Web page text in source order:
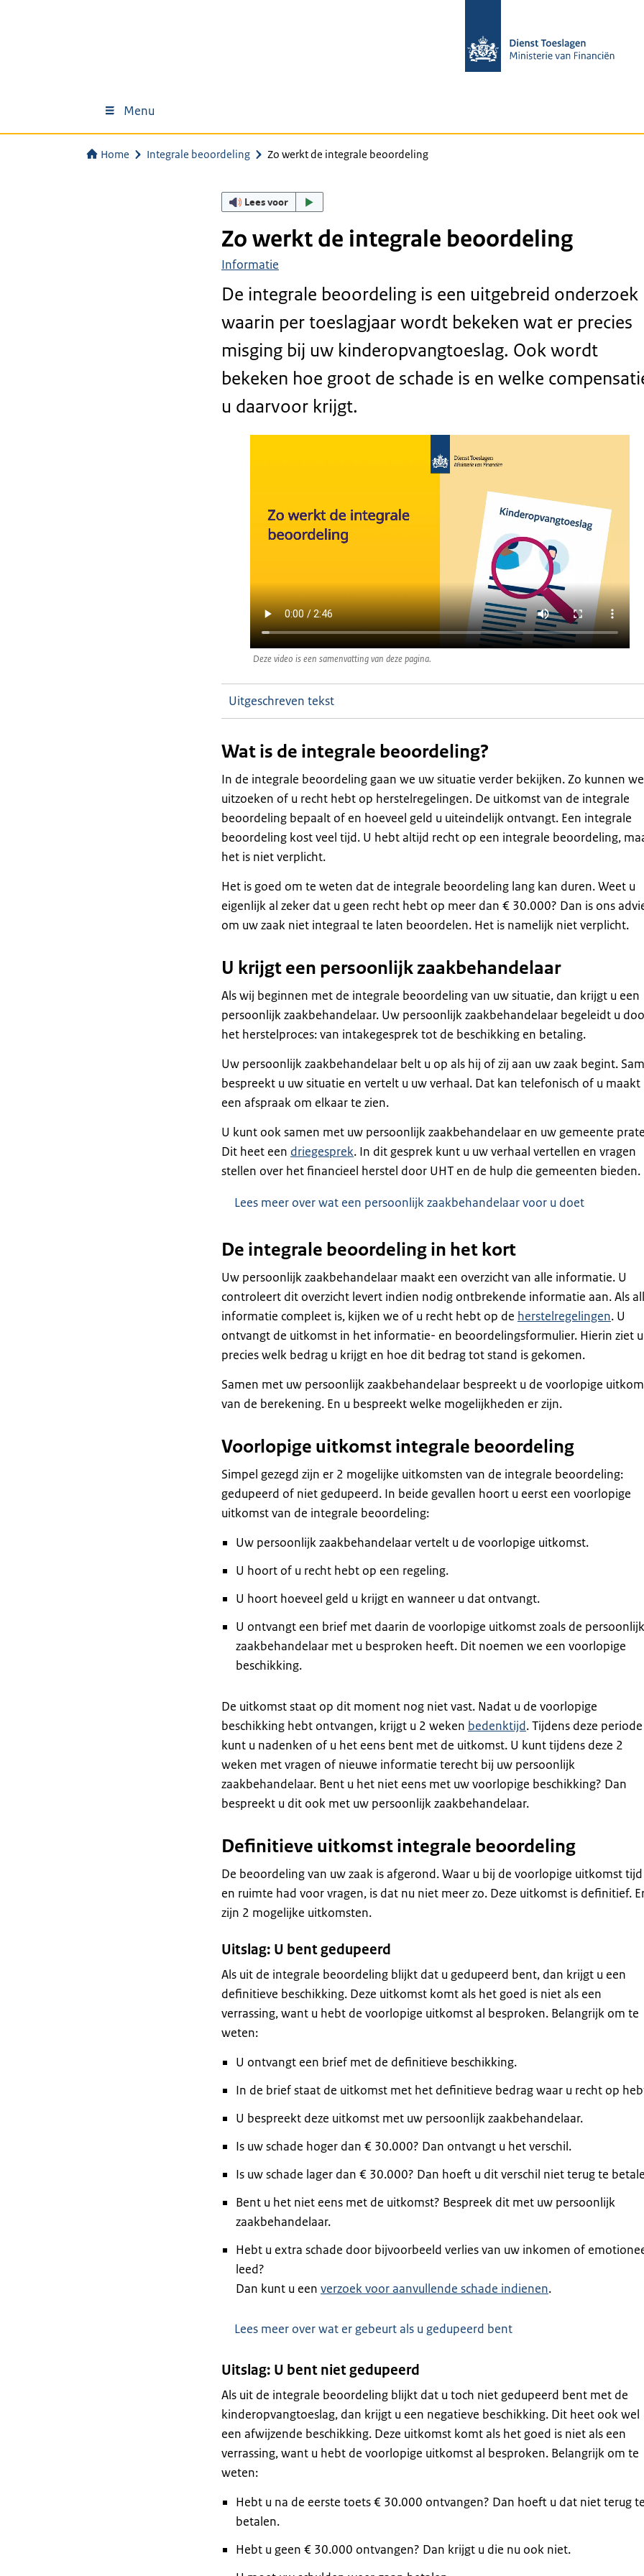
Menu
Home Integrale beoordeling Zo werkt de integrale beoordeling
Lees voor
Zo werkt de integrale beoordeling
Informatie
De integrale beoordeling is een uitgebreid onderzoek
waarin per toeslagjaar wordt bekeken wat er precies
misging bij uw kinderopvangtoeslag. Ook wordt
bekeken hoe groot de schade is en welke
u daarvoor krijgt.
Deze video is een samenvatting van deze pagina.
Uitgeschreven tekst
Wat is de integrale beoordeling?
In de integrale beoordeling gaan we uw situatie verder bekijken. Zo kunnen we
uitzoeken of u recht hebt op herstelregelingen. De uitkomst van de integrale
beoordeling bepaalt of en hoeveel geld u uiteindelijk ontvangt. Een integrale
beoordeling kost veel tijd. U hebt altijd recht op een integrale beoordeling,
het is niet verplicht.
Het is goed om te weten dat de integrale beoordeling lang kan duren. Weet u
eigenlijk al zeker dat u geen recht hebt op meer dan € 30.000? Dan is ons
om uw zaak niet integraal te laten beoordelen. Het is namelijk niet verplicht.
U krijgt een persoonlijk zaakbehandelaar
Als wij beginnen met de integrale beoordeling van uw situatie, dan krijgt u een
persoonlijk zaakbehandelaar. Uw persoonlijk zaakbehandelaar begeleidt u
het herstelproces: van intakegesprek tot de beschikkingen betaling.
Uw persoonlijk zaakbehandelaar belt u op als hij of zij aan uw zaak begint.
bespreekt u uw situatie en vertelt u uw verhaal. Dat kan telefonisch of u maakt
een afspraak om elkaar te zien.
U kunt ook samen met uw persoonlijk zaakbehandelaar en uw gemeente
Dit heet een driegesprek. In dit gesprek kunt u uw verhaal vertellen en vragen
stellen over het financieel herstel door UHT en de hulp die gemeenten bieden.
Lees meer over wat een persoonlijk zaakbehandelaar voor u doet
De integrale beoordeling in het kort
Uw persoonlijk zaakbehandelaar maakt een overzicht van alle informatie. U
controleert dit overzicht levert indien nodig ontbrekende informatie aan. Als
informatie compleet is, kijken we of u recht hebt op de herstelregelingen. U
ontvangt de uitkomst in het informatie- en beoordelingsformulier. Hierin ziet u
precies welk bedrag u krijgt en hoe dit bedrag tot stand is gekomen.
Samen met uw persoonlijk zaakbehandelaar bespreekt u de voorlopige
van de berekening. En u bespreekt welke mogelijkheden er zijn.
Voorlopige uitkomst integrale beoordeling
Simpel gezegd zijn er 2 mogelijke uitkomsten van de integrale beoordeling:
gedupeerd of niet gedupeerd. In beide gevallen hoort u eerst een voorlopige
uitkomst van de integrale beoordeling:
Uw persoonlijk zaakbehandelaar vertelt u de voorlopige uitkomst.
U hoort of u recht hebt op een regeling.
U hoort hoeveel geld u krijgt en wanneer u dat ontvangt.
U ontvangt een brief met daarin de voorlopige uitkomst zoals de persoonlijk
zaakbehandelaar met u besproken heeft. Dit noemen we een voorlopige
beschikking.
De uitkomst staat op dit moment nog niet vast. Nadat u de voorlopige
beschikkinghebt ontvangen, krijgt u 2 weken bedenktijd. Tijdens deze periode
kunt u nadenken of u het eens bent met de uitkomst. U kunt tijdens deze 2
weken met vragen of nieuwe informatie terecht bij uw persoonlijk
zaakbehandelaar. Bent u het niet eens met uw voorlopige beschikking? Dan
bespreekt u dit ook met uw persoonlijk zaakbehandelaar.
Definitieve uitkomst integrale beoordeling
De beoordeling van uw zaak is afgerond. Waar u bij de voorlopige uitkomst tijd
en ruimte had voor vragen, is dat nu niet meer zo. Deze uitkomst is definitief.
zijn 2 mogelijke uitkomsten.
Uitslag: U bent gedupeerd
Als uit de integrale beoordeling blijkt dat u gedupeerd bent, dan krijgt u een
definitieve beschikking. Deze uitkomst komt als het goed is niet als een
verrassing, want u hebt de voorlopige uitkomst al besproken. Belangrijk om te
weten:
U ontvangt een brief met de definitieve beschikking.
In de brief staat de uitkomst met het definitieve bedrag waar u recht op
U bespreekt deze uitkomst met uw persoonlijk zaakbehandelaar.
Is uw schade hoger dan € 30.000? Dan ontvangt u het verschil.
Is uw schade lager dan € 30.000? Dan hoeft u dit verschil niet terug te
Bent u het niet eens met de uitkomst? Bespreek dit met uw persoonlijk
zaakbehandelaar.
Hebt u extra schade door bijvoorbeeld verlies van uw inkomen of
leed?
Dan kunt u een verzoek voor aanvullende schade indienen.
Lees meer over wat er gebeurt als u gedupeerd bent
Uitslag: U bent niet gedupeerd
Als uit de integrale beoordeling blijkt dat u toch niet gedupeerd bent met de
kinderopvangtoeslag, dan krijgt u een negatieve beschikking. Dit heet ook wel
een afwijzende beschikking. Deze uitkomst komt als het goed is niet als een
verrassing, want u hebt de voorlopige uitkomst al besproken. Belangrijk om te
weten:
Hebt u na de eerste toets € 30.000 ontvangen? Dan hoeft u dat niet terug te
betalen.
Hebt u geen € 30.000 ontvangen? Dan krijgt u die nu ook niet.